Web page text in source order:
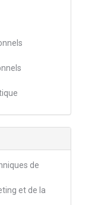
de
et de la